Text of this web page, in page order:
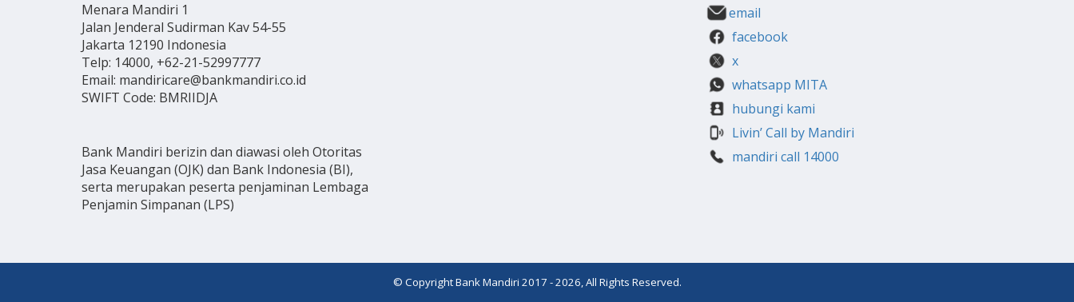
Menara Mandiri 1
Jalan Jenderal Sudirman Kav 54-55
Jakarta 12190 Indonesia
Telp: 14000, +62-21-52997777
Email: mandiricare@bankmandiri.co.id
SWIFT Code: BMRIIDJA
Bank Mandiri berizin dan diawasi oleh Otoritas
Jasa Keuangan (OJK) dan Bank Indonesia (BI),
serta merupakan peserta penjaminan Lembaga
Penjamin Simpanan (LPS)
email
facebook
x
whatsapp MITA
hubungi kami
Livin’ Call by Mandiri
mandiri call 14000
© Copyright Bank Mandiri 2017 - 2026, All Rights Reserved.